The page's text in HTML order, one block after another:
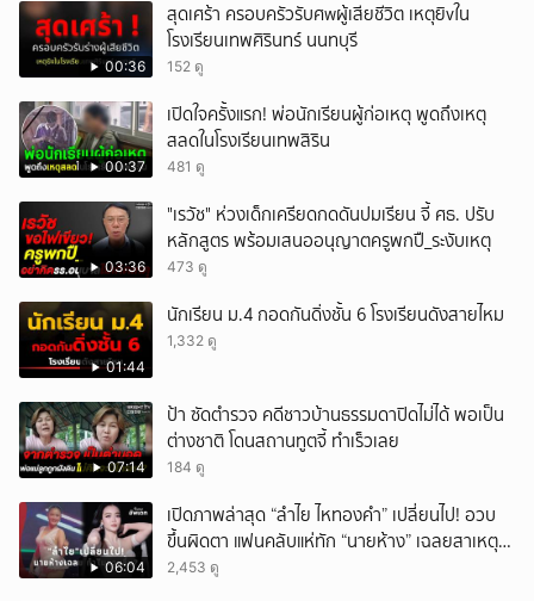
00:36
สุดเศร้า ครอบครัวรับศwผู้เสียชีวิต เหตุยิvใน
โรงเรียนเทพศิรินทร์ นนทบุรี
152 ดู
00:37
เปิดใจครั้งแรก! พ่อนักเรียนผู้ก่อเหตุ พูดถึงเหตุ
สลดในโรงเรียนเทพสิริน
481 ดู
03:36
"เรวัช" ห่วงเด็กเครียดกดดันปมเรียน จี้ ศธ. ปรับ
หลักสูตร พร้อมเสนออนุญาตครูพกปื_ระงับเหตุ
473 ดู
01:44
นักเรียน ม.4 กอดกันดิ่งชั้น 6 โรงเรียนดังสายไหม
1,332 ดู
07:14
ป้า ซัดตำรวจ คดีชาวบ้านธรรมดาปิดไม่ได้ พอเป็น
ต่างชาติ โดนสถานทูตจี้ ทำเร็วเลย
184 ดู
06:04
เปิดภาพล่าสุด “ลำไย ไหทองคำ” เปลี่ยนไป! อวบ
ขึ้นผิดตา แฟนคลับแห่ทัก “นายห้าง” เฉลยสาเหตุ
ชัด!
2,453 ดู